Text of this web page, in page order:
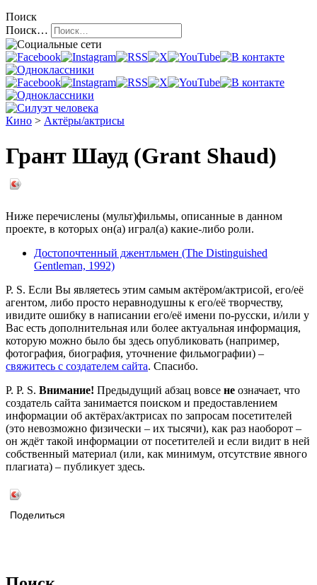
Поиск
Поиск…
Кино > Актёры/актрисы
Грант Шауд (Grant Shaud)
Ниже перечислены (мульт)фильмы, описанные в данном
проекте, в которых он(а) играл(а) какие-либо роли.
Достопочтенный джентльмен (The Distinguished
Gentleman, 1992)
P. S. Если Вы являетесь этим самым актёром/актрисой, его/её
агентом, либо просто неравнодушны к его/её творчеству,
ивидите ошибку в написании его/её имени по-русски, и/или у
Вас есть дополнительная или более актуальная информация,
которую можно было бы здесь опубликовать (например,
фотография, биография, уточнение фильмографии) –
свяжитесь с создателем сайта. Спасибо.
P. P. S. Внимание! Предыдущий абзац вовсе не означает, что
создатель сайта занимается поиском и предоставлением
информации об актёрах/актрисах по запросам посетителей
(это невозможно физически – их тысячи), как раз наоборот –
он ждёт такой информации от посетителей и если видит в ней
собственный материал (или, как минимум, отсутствие явного
плагиата) – публикует здесь.
Поделиться